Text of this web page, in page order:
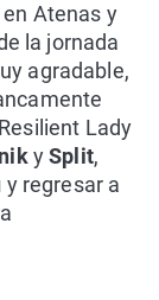
Atenas y
la jornada
agradable,
Lady
ySplit,
y regresar a